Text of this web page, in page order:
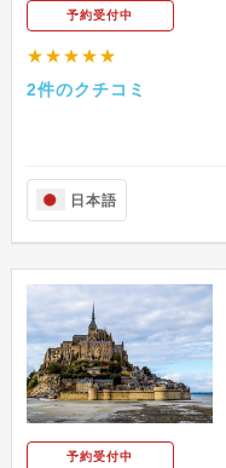
予約受付中
★★★★★
2件のクチコミ
日本語
予約受付中